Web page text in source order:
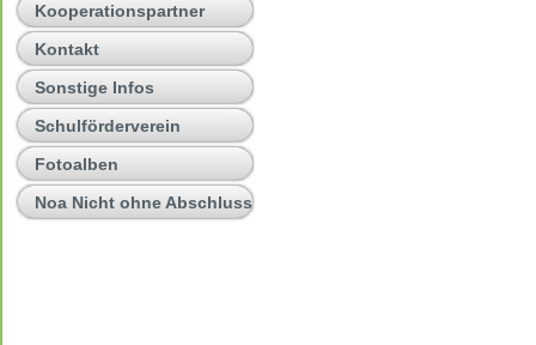
Kooperationspartner
Kontakt
Sonstige Infos
Schulförderverein
Fotoalben
Noa Nicht ohne Abschluss